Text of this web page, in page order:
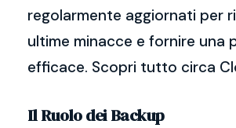
regolarmente aggiornati per
ultime minacce e fornire una
efficace. Scopri tutto circa
Il Ruolo dei Backup